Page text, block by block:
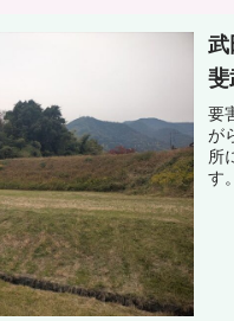
武
斐
要
が
所
す